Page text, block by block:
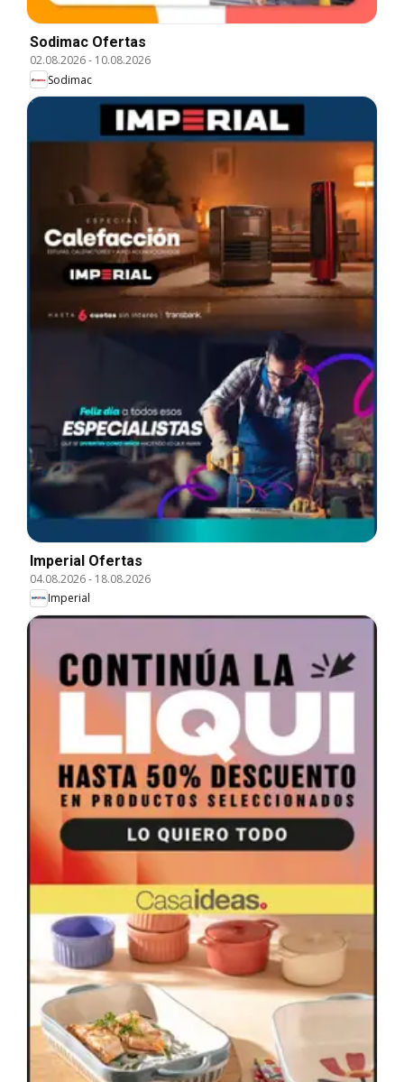
Sodimac Ofertas
02.08.2026- 10.08.2026
Sodimac
Imperial Ofertas
04.08.2026- 18.08.2026
Imperial